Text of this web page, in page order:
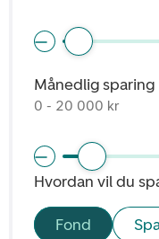
Månedlig sparing
0 - 20 000 kr
Hvordan vil du
Fond